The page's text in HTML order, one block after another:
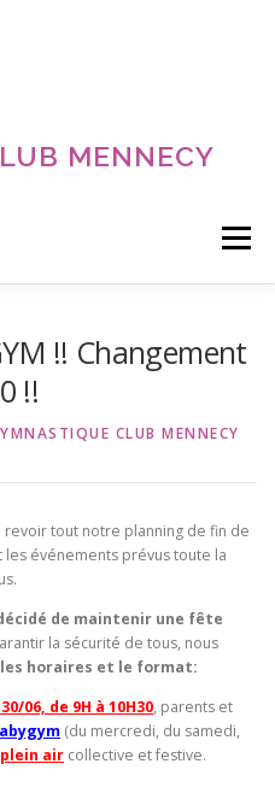
MENNECY
Menu
!! Changement
!!
CLUB MENNECY
à revoir tout notre planning de fin de
les événements prévus toute la
de maintenir une fête
la sécurité de tous, nous
horaires et le format:
06, de 9H à 10H30, parents et
(du mercredi, du samedi,
air collective et festive.